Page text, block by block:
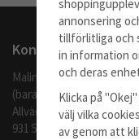
Kontakta oss
Malingo AB
(barafilter.se)
Allvädersgränd 35
931 52 SKELLEFTEÅ
annonsering
tillförlitliga och
in information
och deras
Klicka på
välj vilka
av genom att